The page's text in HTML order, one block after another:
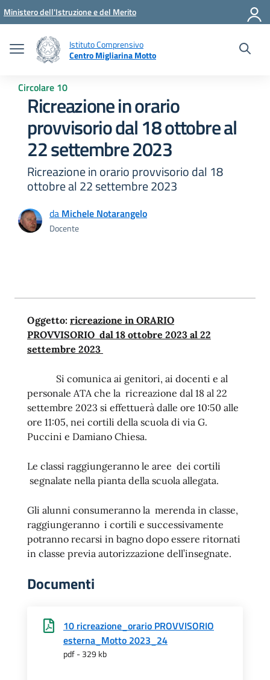
Vai ai contenuti
Vai al menu di navigazione
Vai al footer
Ministero dell'Istruzione e del Merito
Istituto Comprensivo
Centro Migliarina Motto
Circolare 10
Ricreazione in orario
provvisorio dal 18 ottobre al
22 settembre 2023
Ricreazione in orario provvisorio dal 18
ottobre al 22 settembre 2023
da Michele Notarangelo
Docente
Oggetto: ricreazione in ORARIO
PROVVISORIO dal 18 ottobre 2023 al 22
settembre 2023
Si comunica ai genitori, ai docenti e al
personale ATA che la ricreazione dal 18 al 22
settembre 2023 si effettuerà dalle ore 10:50 alle
ore 11:05, nei cortili della scuola di via G.
Puccini e Damiano Chiesa.
Le classi raggiungeranno le aree dei cortili
segnalate nella pianta della scuola allegata.
Gli alunni consumeranno la merenda in classe,
raggiungeranno i cortili e successivamente
potranno recarsi in bagno dopo essere ritornati
in classe previa autorizzazione dell’insegnate.
Documenti
10 ricreazione_orario PROVVISORIO
esterna_Motto 2023_24
pdf - 329 kb